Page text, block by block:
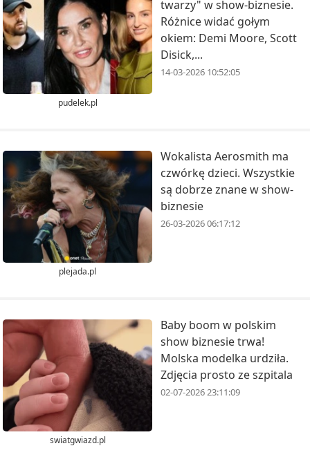
pudelek.pl
twarzy" w show-biznesie.
Różnice widać gołym
okiem: Demi Moore, Scott
Disick,...
14-03-2026 10:52:05
plejada.pl
Wokalista Aerosmith ma
czwórkę dzieci. Wszystkie
są dobrze znane w show-
biznesie
26-03-2026 06:17:12
swiatgwiazd.pl
Baby boom w polskim
show biznesie trwa!
Molska modelka urdziła.
Zdjęcia prosto ze szpitala
02-07-2026 23:11:09